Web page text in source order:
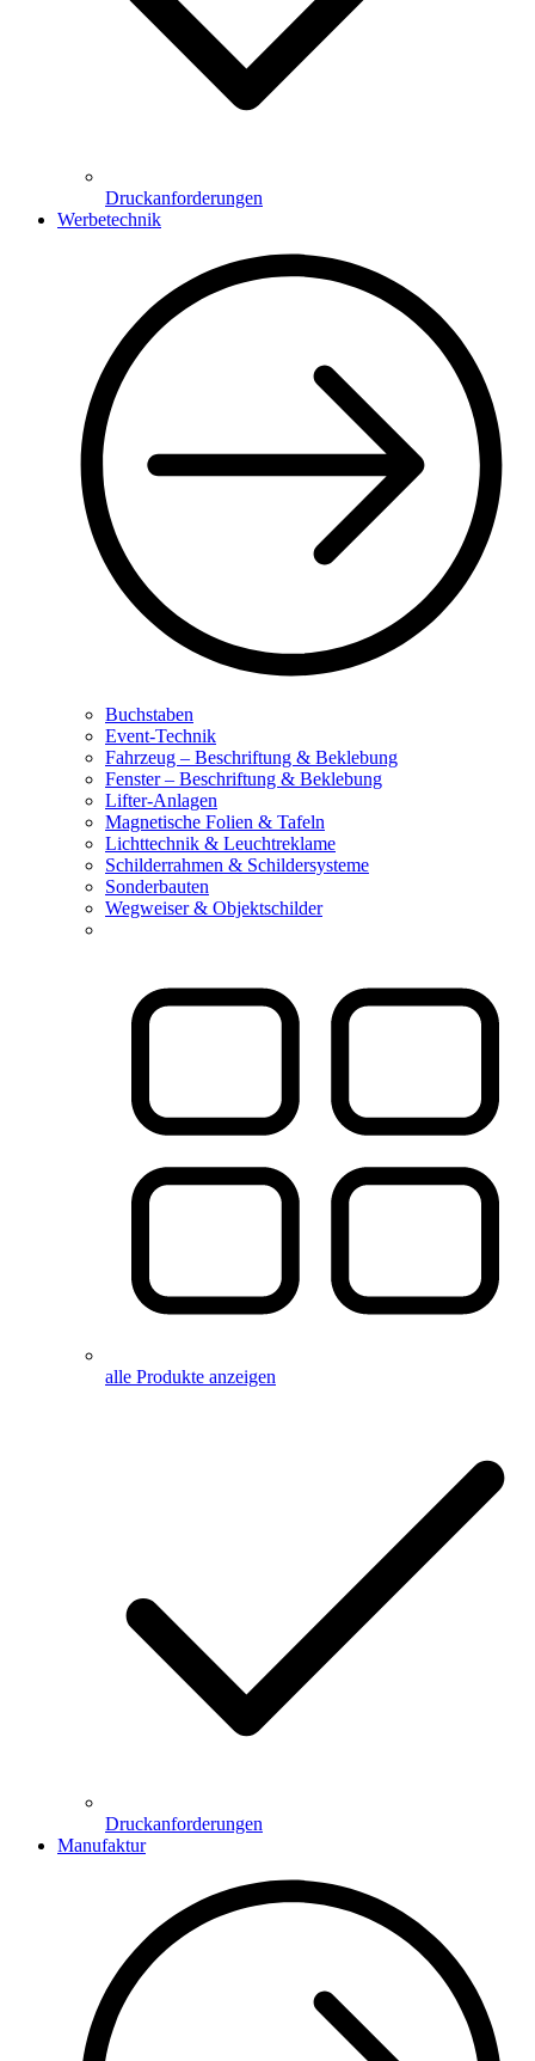
Druckanforderungen
Werbetechnik
Buchstaben
Event-Technik
Fahrzeug – Beschriftung & Beklebung
Fenster – Beschriftung & Beklebung
Lifter-Anlagen
Magnetische Folien & Tafeln
Lichttechnik & Leuchtreklame
Schilderrahmen & Schildersysteme
Sonderbauten
Wegweiser & Objektschilder
alle Produkte anzeigen
Druckanforderungen
Manufaktur